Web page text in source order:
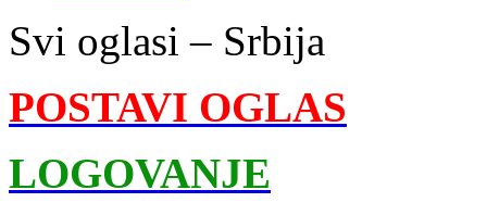
Svi oglasi – Srbija
POSTAVI OGLAS
LOGOVANJE